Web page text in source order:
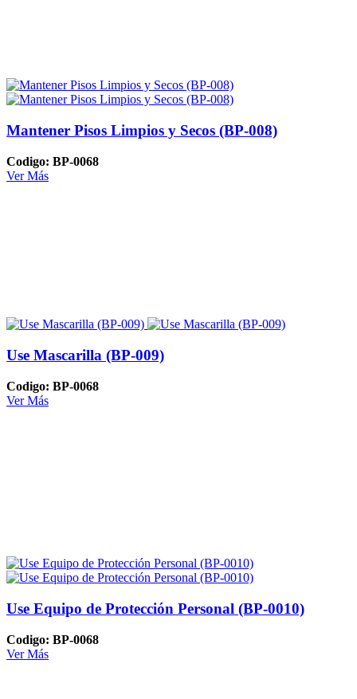
Mantener Pisos Limpios y Secos (BP-008)
Codigo: BP-0068
Ver Más
Use Mascarilla (BP-009)
Codigo: BP-0068
Ver Más
Use Equipo de Protección Personal (BP-0010)
Codigo: BP-0068
Ver Más